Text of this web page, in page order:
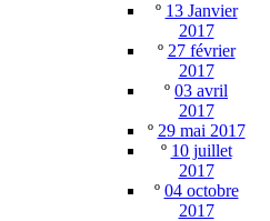
º 13 Janvier
2017
º 27 février
2017
º 03 avril
2017
º 29 mai 2017
º 10 juillet
2017
º 04 octobre
2017